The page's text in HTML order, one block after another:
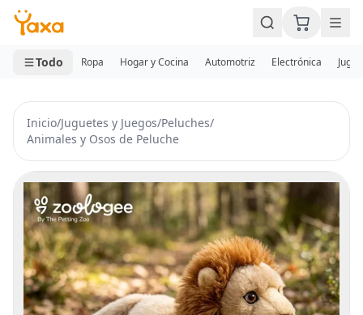
MINI CARRITO
0 productos
Todo Ropa Hogar y Cocina Automotriz Electrónica
Inicio/Juguetes y Juegos/Peluches/
Animales y Osos de Peluche